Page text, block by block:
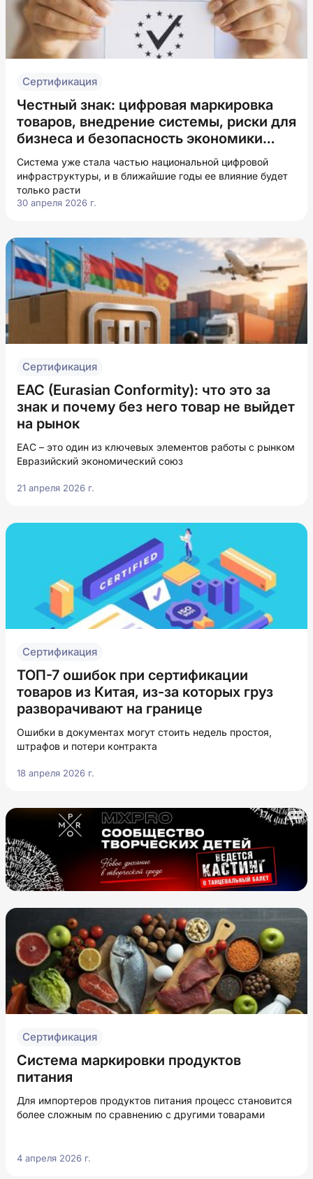
Сертификация
Честный знак: цифровая маркировка
товаров, внедрение системы, риски для
бизнеса и безопасность экономики
России
Система уже стала частью национальной цифровой
инфраструктуры, и в ближайшие годы ее влияние будет
только расти
30 апреля 2026 г.
Сертификация
ЕАС (Eurasian Conformity): что это за
знак и почему без него товар не выйдет
на рынок
ЕАС – это один из ключевых элементов работы с рынком
Евразийский экономический союз
21 апреля 2026 г.
Сертификация
ТОП-7 ошибок при сертификации
товаров из Китая, из-за которых груз
разворачивают на границе
Ошибки в документах могут стоить недель простоя,
штрафов и потери контракта
18 апреля 2026 г.
Сертификация
Система маркировки продуктов
питания
Для импортеров продуктов питания процесс становится
более сложным по сравнению с другими товарами
4 апреля 2026 г.